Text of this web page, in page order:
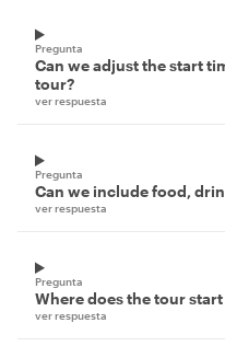
Pregunta
Can we adjust the start
tour?
ver respuesta
Pregunta
Can we include food,
ver respuesta
Pregunta
Where does the tour
ver respuesta